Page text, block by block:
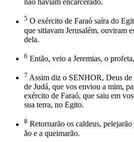
não haviam encarcerado.
5 O exército de Faraó saíra do
que sitiavam Jerusalém, ouviram
dela.
6 Então, veio a Jeremias, o
7 Assim diz o SENHOR, Deus de
de Judá, que vos enviou a mim,
exército de Faraó, que saiu em
sua terra, no Egito.
8 Retornarão os caldeus,
ão e a queimarão.